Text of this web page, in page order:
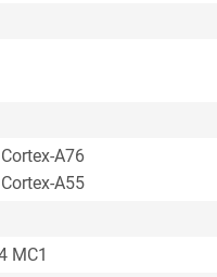
A76
A55
MC1